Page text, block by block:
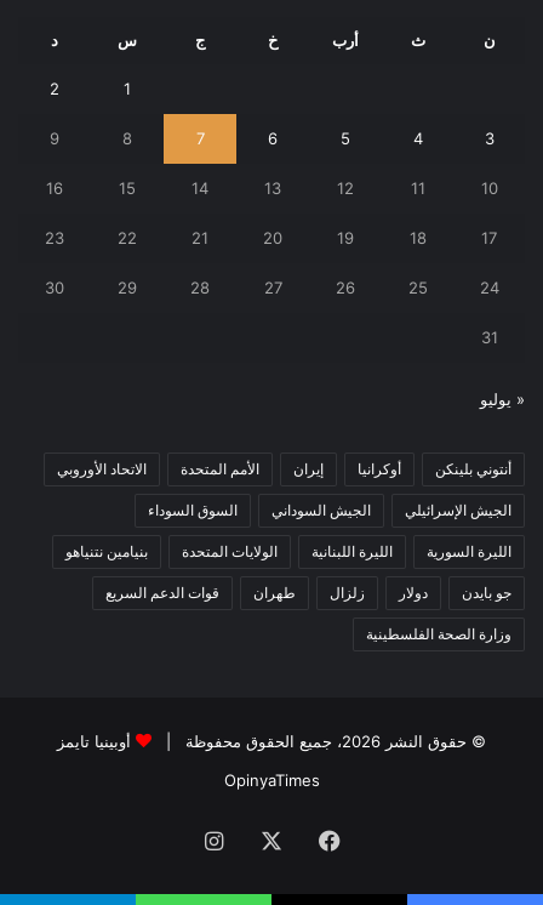
ن ث أرب خ ج س د
1
2
3
4
5
6
7
8
9
10
11
12
13
14
15
16
17
18
19
20
21
22
23
24
25
26
27
28
29
30
31
« يوليو
أنتوني بلينكن أوكرانيا إيران الأمم المتحدة الاتحاد الأوروبي
الجيش الإسرائيلي الجيش السوداني السوق السوداء
الليرة السورية الليرة اللبنانية الولايات المتحدة بنيامين نتنياهو
جو بايدن دولار زلزال طهران قوات الدعم السريع
وزارة الصحة الفلسطينية
© حقوق النشر 2026، جميع الحقوق محفوظة |
أوبينيا تايمز
OpinyaTimes
فيسبوك انستقرام